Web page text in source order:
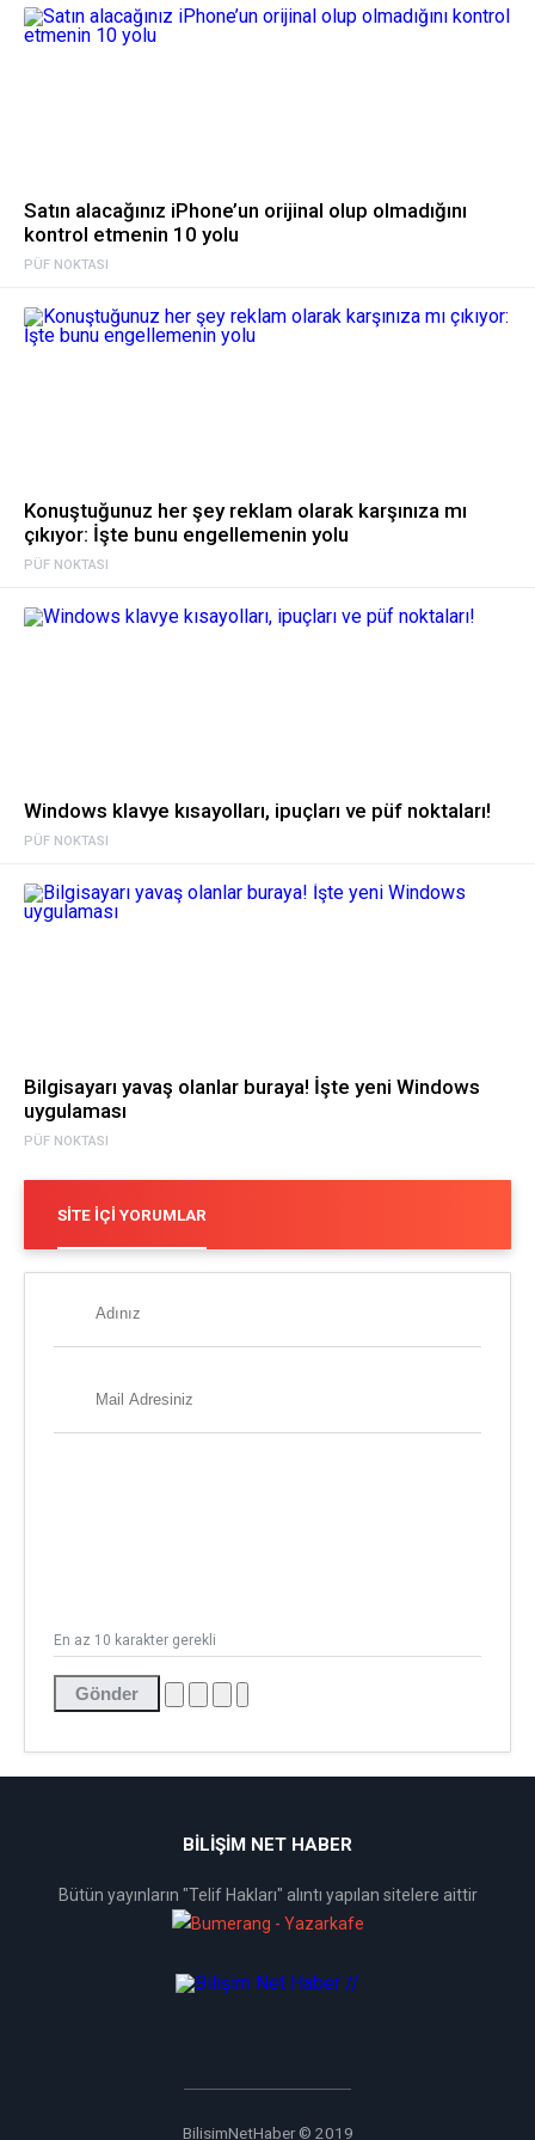
PÜF NOKTASI
Satın alacağınız iPhone’un orijinal olup olmadığını
kontrol etmenin 10 yolu
PÜF NOKTASI
Konuştuğunuz her şey reklam olarak karşınıza mı
çıkıyor: İşte bunu engellemenin yolu
PÜF NOKTASI
Windows klavye kısayolları, ipuçları ve püf noktaları!
PÜF NOKTASI
Bilgisayarı yavaş olanlar buraya! İşte yeni Windows
uygulaması
SITE İÇI YORUMLAR
Gönder
En az 10 karakter gerekli
BİLİŞİM NET HABER
Bütün yayınların "Telif Hakları" alıntı yapılan sitelere aittir
BilisimNetHaber © 2019